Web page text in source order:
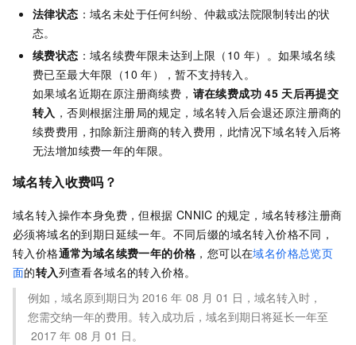
法律状态 ：域名未处于任何纠纷、仲裁或法院限制转出的状
态。
续费状态 ：域名续费年限未达到上限（10 年）。如果域名续
费已至最大年限（10 年），暂不支持转入。
如果域名近期在原注册商续费， 请在续费成功 45 天后再提交
转入 ，否则根据注册局的规定，域名转入后会退还原注册商的
续费费用，扣除新注册商的转入费用，此情况下域名转入后将
无法增加续费一年的年限。
域名转入收费吗？
域名转入操作本身免费，但根据 CNNIC 的规定，域名转移注册商
必须将域名的到期日延续一年。不同后缀的域名转入价格不同，
转入价格通常为域名续费一年的价格 ，您可以在域名价格总览页
面的转入列查看各域名的转入价格。
例如，域名原到期日为 2016 年 08 月 01 日，域名转入时，
您需交纳一年的费用。转入成功后，域名到期日将延长一年至
2017 年 08 月 01 日。